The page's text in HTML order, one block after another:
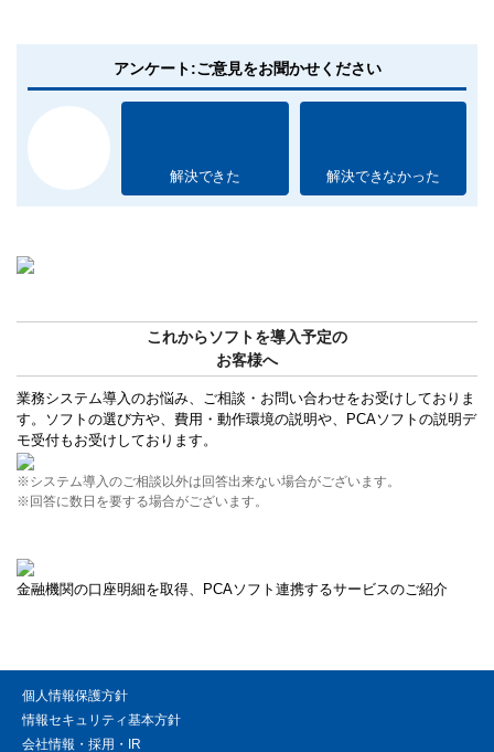
アンケート:ご意見をお聞かせください
解決できた 解決できなかった
これからソフトを導入予定の
お客様へ
業務システム導入のお悩み、ご相談・お問い合わせをお受けしておりま
す。ソフトの選び方や、費用・動作環境の説明や、PCAソフトの説明デ
モ受付もお受けしております。
※システム導入のご相談以外は回答出来ない場合がございます。
※回答に数日を要する場合がございます。
金融機関の口座明細を取得、PCAソフト連携するサービスのご紹介
個人情報保護方針
情報セキュリティ基本方針
会社情報・採用・IR